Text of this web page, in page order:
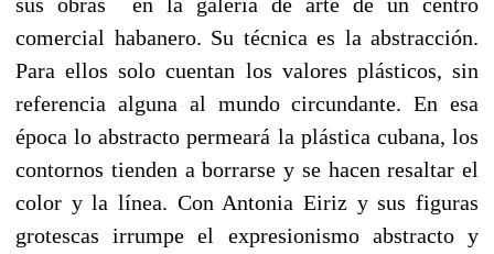
comercial habanero. Su técnica es la abstracción.
Para ellos solo cuentan los valores plásticos, sin
referencia alguna al mundo circundante. En esa
época lo abstracto permeará la plástica cubana, los
contornos tienden a borrarse y se hacen resaltar el
color y la línea. Con Antonia Eiriz y sus figuras
grotescas irrumpe el expresionismo abstracto y